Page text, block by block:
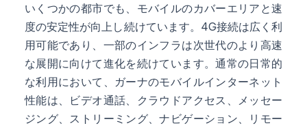
いくつかの都市でも、モバイルのカバーエリアと速
度の安定性が向上し続けています。4G接続は広く利
用可能であり、一部のインフラは次世代のより高速
な展開に向けて進化を続けています。通常の日常的
な利用において、ガーナのモバイルインターネット
性能は、ビデオ通話、クラウドアクセス、メッセー
ジング、ストリーミング、ナビゲーション、リモー